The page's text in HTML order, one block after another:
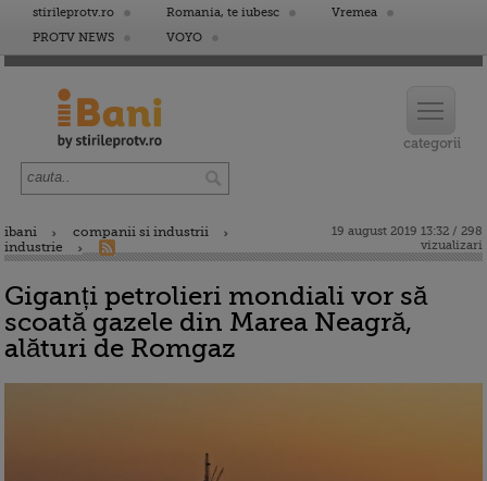
stirileprotv.ro Romania, te iubesc
Vremea
PROTV NEWS
VOYO
ibani
companii si industrii
industrie
19 august 2019 13:32 / 298
vizualizari
Giganți petrolieri mondiali vor să
scoată gazele din Marea Neagră,
alături de Romgaz